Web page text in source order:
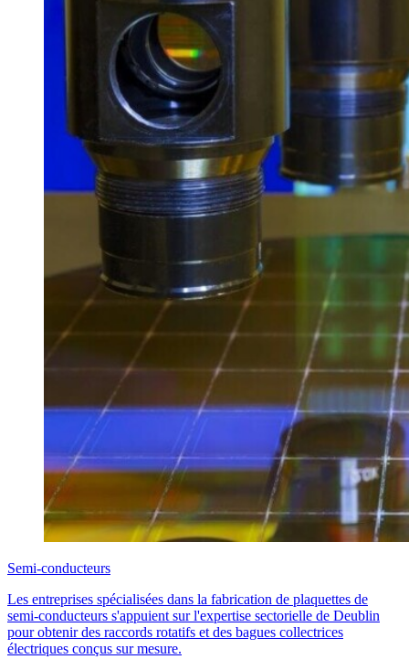
Semi-conducteurs
Les entreprises spécialisées dans la fabrication de plaquettes de
semi-conducteurs s'appuient sur l'expertise sectorielle de Deublin
pour obtenir des raccords rotatifs et des bagues collectrices
électriques conçus sur mesure.